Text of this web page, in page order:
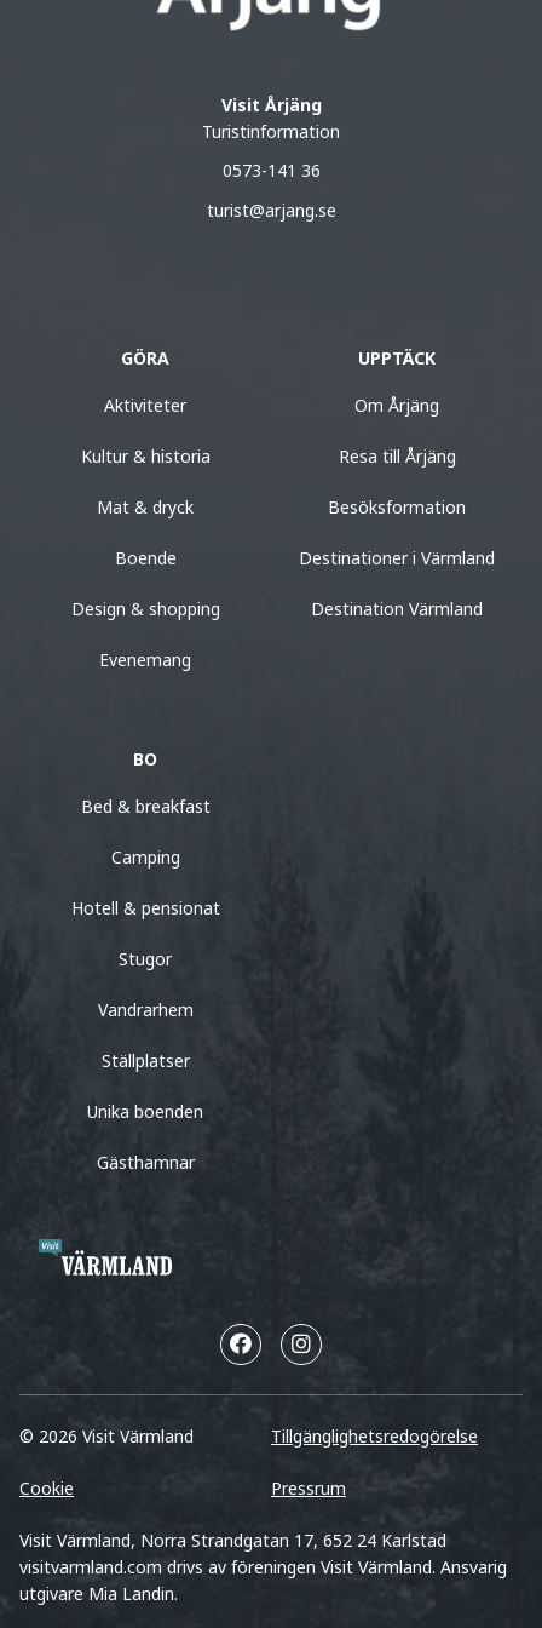
Visit Årjäng
Turistinformation
0573-141 36
turist@arjang.se
GÖRA
Aktiviteter
Kultur & historia
Mat & dryck
Boende
Design & shopping
Evenemang
UPPTÄCK
Om Årjäng
Resa till Årjäng
Besöksformation
Destinationer i Värmland
Destination Värmland
BO
Bed & breakfast
Camping
Hotell & pensionat
Stugor
Vandrarhem
Ställplatser
Unika boenden
Gästhamnar
© 2026 Visit Värmland Tillgänglighetsredogörelse
Cookie Pressrum
Visit Värmland, Norra Strandgatan 17, 652 24 Karlstad
visitvarmland.com drivs av föreningen Visit Värmland. Ansvarig
utgivare Mia Landin.